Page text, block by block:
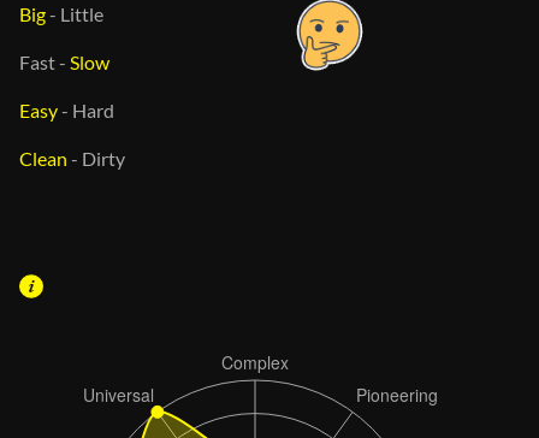
Big- Little
Fast- Slow
Easy- Hard
Clean - Dirty